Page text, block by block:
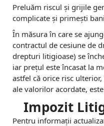
Preluăm riscul și grijile
complicate și primești
În măsura în care se
contractul de cesiune de
drepturi litigioase) se
iar prețul este încasat la
astfel că orice risc
ale valorilor acordate,
Impozit
Pentru informații